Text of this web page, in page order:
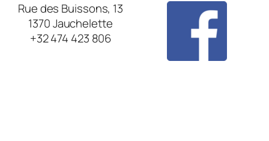
Rue des Buissons, 13
1370 Jauchelette
+32 474 423 806